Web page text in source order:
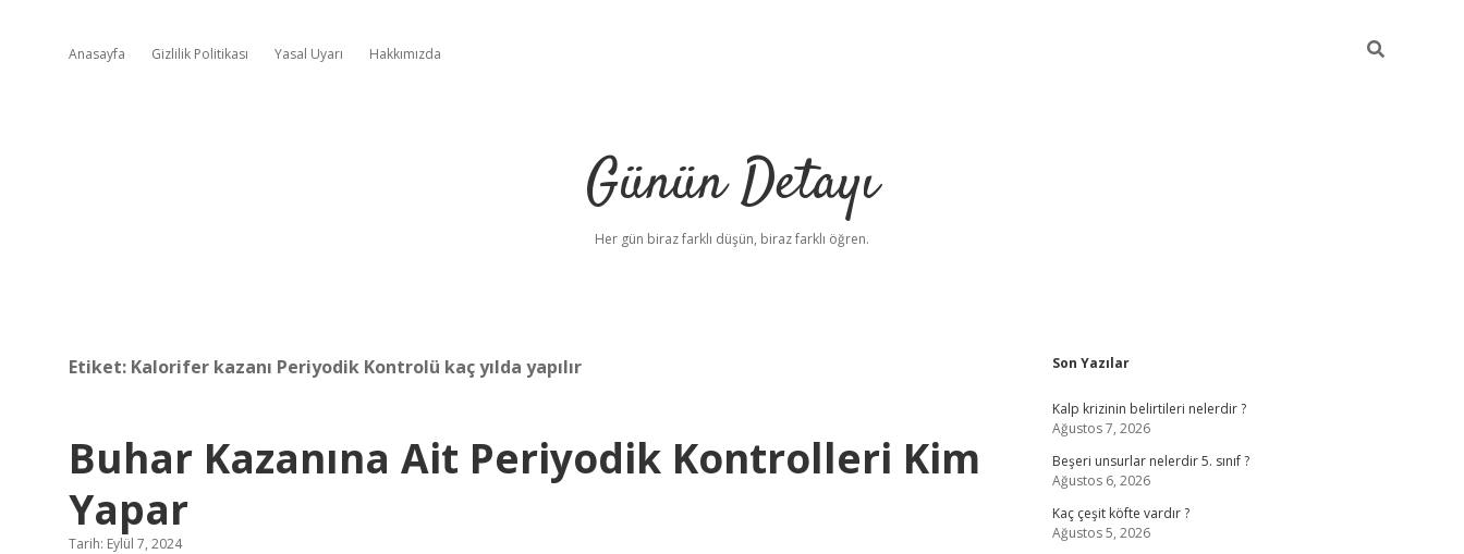
Anasayfa Gizlilik Politikası Yasal Uyarı Hakkımızda
Günün Detayı
Her gün biraz farklı düşün, biraz farklı öğren.
Etiket: Kalorifer kazanı Periyodik Kontrolü kaç yılda yapılır
Buhar Kazanına Ait Periyodik Kontrolleri Kim
Yapar
Tarih: Eylül 7, 2024
Sidebar
Son Yazılar
Kalp krizinin belirtileri nelerdir ?
Ağustos 7, 2026
Beşeri unsurlar nelerdir 5. sınıf ?
Ağustos 6, 2026
Kaç çeşit köfte vardır ?
Ağustos 5, 2026